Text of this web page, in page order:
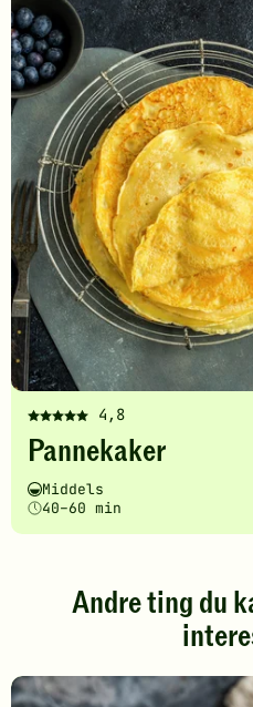
4,8
Denne
oppskriften
fått
5
av
stjerner.
gi
Pannekaker
Vanskelighetsgrad
Middels
Tilberedningstid
40–60 min
Andre ting du